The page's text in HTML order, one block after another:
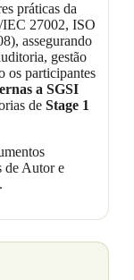
práticas da
27002, ISO
assegurando
gestão
os participantes
a SGSI
de Stage 1
de Autor e